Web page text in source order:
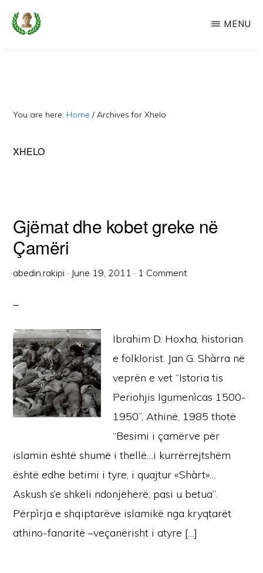
Skip
Faqe
Dedikuar
MENU
You are here: Home / Archives for Xhelo
XHELO
Gjëmat dhe kobet greke në
Çamëri
abedin.rakipi · June 19, 2011 · 1 Comment
Ibrahim D. Hoxha, historian
e folklorist. Jan G. Shàrra në
veprën e vet “Istoria tis
Periohjis Igumenìcas 1500-
1950”, Athinë, 1985 thotë
“Besimi i çamërve për
islamin është shumë i thellë…i kurrërrejtshëm
është edhe betimi i tyre, i quajtur «Shàrt»…
Askush s’e shkeli ndonjëherë, pasi u betua”.
Përpìrja e shqiptarëve islamikë nga kryqtarët
athino-fanaritë –veçanërisht i atyre […]